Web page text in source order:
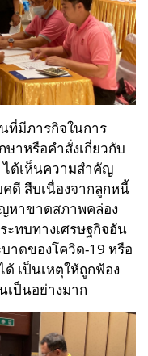
ที่มีภารกิจในการ
าหรือคำสั่งเกี่ยวกับ
ด้เห็นความสำคัญ
ดี สืบเนื่องจากลูกหนี้
หาขาดสภาพคล่อง
ะทบทางเศรษฐกิจอัน
าดของโควิด-19 หรือ
เป็นเหตุให้ถูกฟ้อง
เป็นอย่างมาก